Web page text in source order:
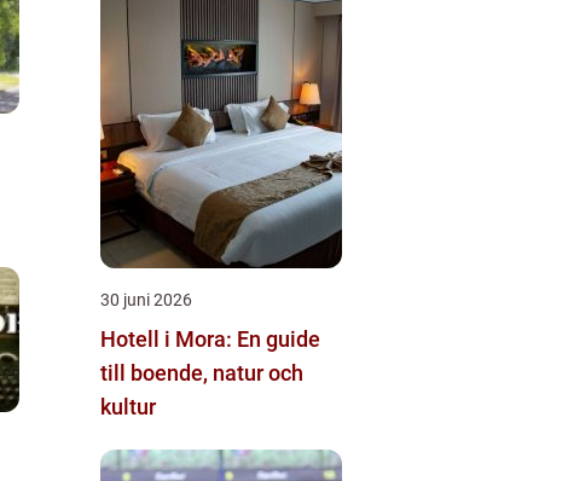
30 juni 2026
Hotell i Mora: En guide
till boende, natur och
kultur